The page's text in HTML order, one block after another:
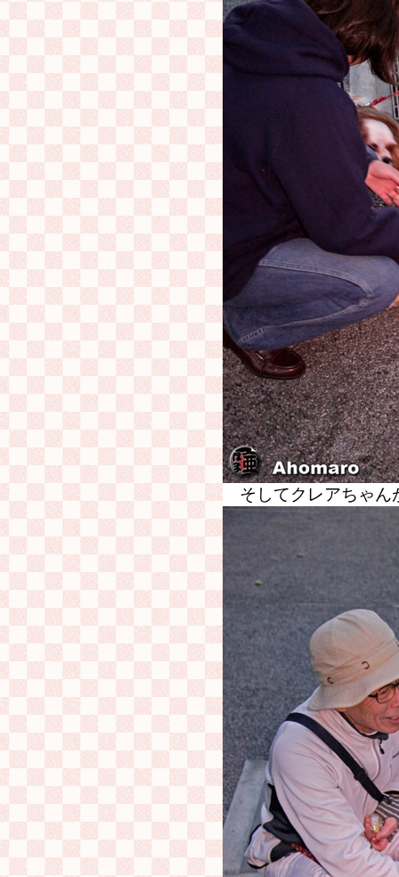
そしてクレアちゃん